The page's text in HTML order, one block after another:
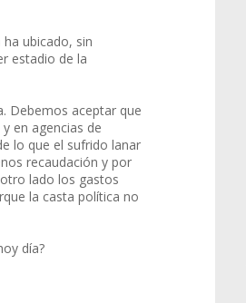
ubicado, sin
estadio de la
Debemos aceptar que
en agencias de
lo que el sufrido lanar
recaudación y por
lado los gastos
la casta política no
día?